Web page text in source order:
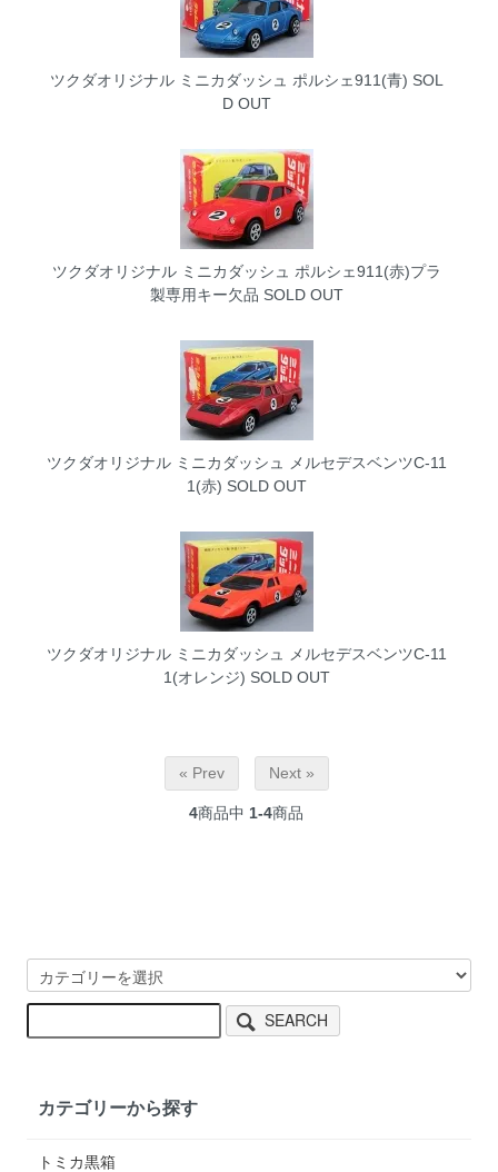
ツクダオリジナル ミニカダッシュ ポルシェ911(青) SOL
D OUT
ツクダオリジナル ミニカダッシュ ポルシェ911(赤)プラ
製専用キー欠品 SOLD OUT
ツクダオリジナル ミニカダッシュ メルセデスベンツC-11
1(赤) SOLD OUT
ツクダオリジナル ミニカダッシュ メルセデスベンツC-11
1(オレンジ) SOLD OUT
« Prev Next »
4商品中 1-4商品
SEARCH
カテゴリーから探す
トミカ黒箱